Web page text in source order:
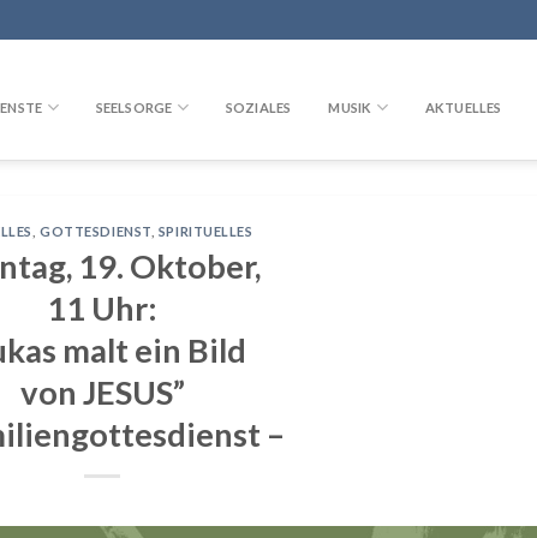
SEELSORGE SOZIALES MUSIK AKTUELLES
,GOTTESDIENST SPIRITUELLES
19. Oktober,
11 Uhr:
malt ein Bild
von JESUS”
–